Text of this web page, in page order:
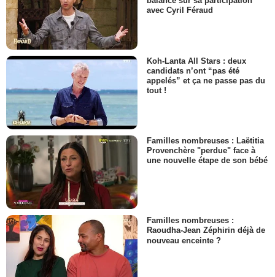
avec Cyril Féraud
Koh-Lanta All Stars : deux
candidats n’ont “pas été
appelés” et ça ne passe pas du
tout !
Familles nombreuses : Laëtitia
Provenchère "perdue" face à
une nouvelle étape de son bébé
Familles nombreuses :
Raoudha-Jean Zéphirin déjà de
nouveau enceinte ?